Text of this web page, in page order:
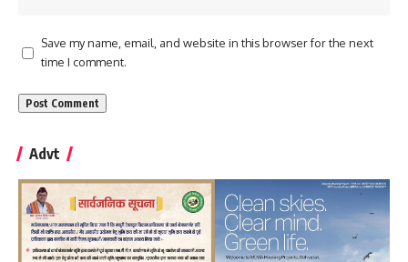
Save my name, email, and website in this browser for the next
time I comment.
Advt